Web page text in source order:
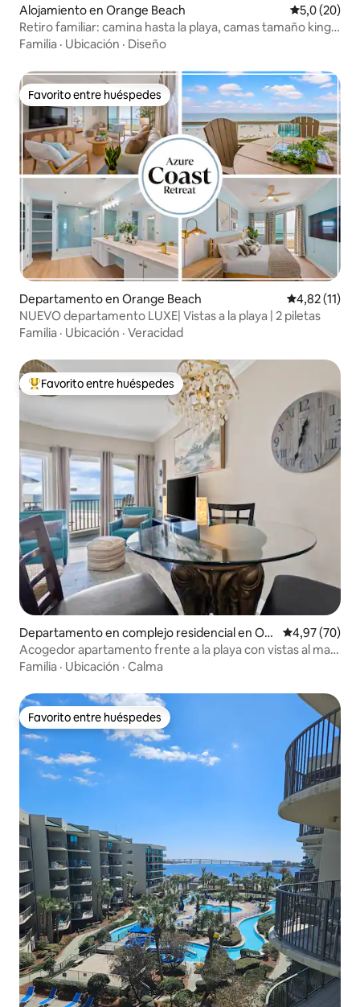
Alojamiento en Orange Beach Calificación
5,0 (20)
Retiro familiar: camina hasta la playa, camas tamaño king,
espacio de trabajo
Familia · Ubicación · Diseño
Favorito entre huéspedes
Favorito entre huéspedes
Departamento en Orange Beach Calificación
4,82 (11)
NUEVO departamento LUXE| Vistas a la playa | 2 piletas
Familia · Ubicación · Veracidad
Favorito entre los huéspedes más destacados
Favorito entre huéspedes
Departamento en complejo residencial en Ora
nge Beach
Calificación
4,97 (70)
Acogedor apartamento frente a la playa con vistas al mar
desde todas las habitaciones
Familia · Ubicación · Calma
Favorito entre huéspedes
Favorito entre huéspedes